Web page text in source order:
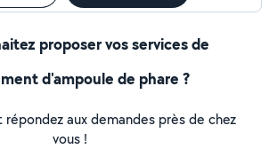
proposer vos services de
d'ampoule de phare ?
répondez aux demandes près de chez
vous !